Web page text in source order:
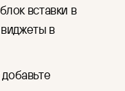
вставки в
в
добавьте